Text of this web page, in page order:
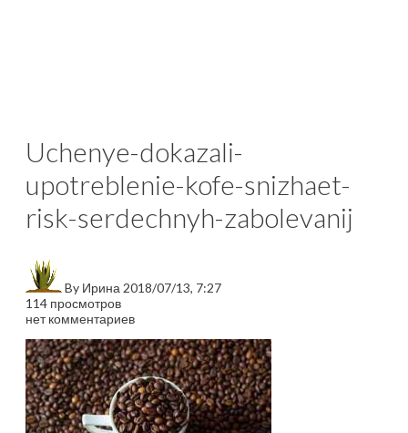
Uchenye-dokazali-
upotreblenie-kofe-snizhaet-
risk-serdechnyh-zabolevanij
By Ирина 2018/07/13, 7:27
114 просмотров
нет комментариев